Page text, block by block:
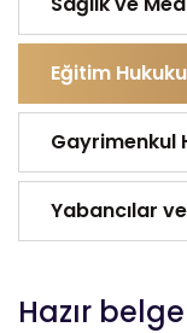
Eğitim Hukuku
Gayrimenkul
Yabancılar
Hazır